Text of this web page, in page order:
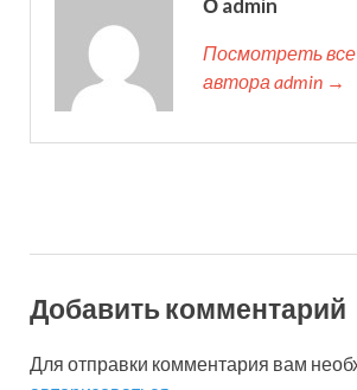
О admin
Посмотреть все
автора admin →
Добавить комментарий
Для отправки комментария вам